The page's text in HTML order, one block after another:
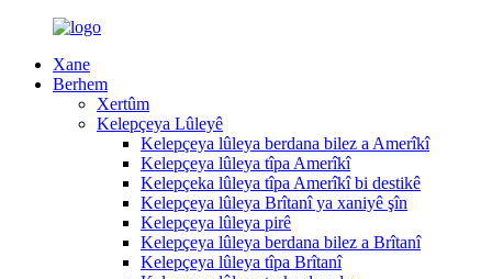
Xane
Berhem
Xertûm
Kelepçeya Lûleyê
Kelepçeya lûleya berdana bilez a Amerîkî
Kelepçeya lûleya tîpa Amerîkî
Kelepçeka lûleya tîpa Amerîkî bi destikê
Kelepçeya lûleya Brîtanî ya xaniyê şîn
Kelepçeya lûleya pirê
Kelepçeya lûleya berdana bilez a Brîtanî
Kelepçeya lûleya tîpa Brîtanî